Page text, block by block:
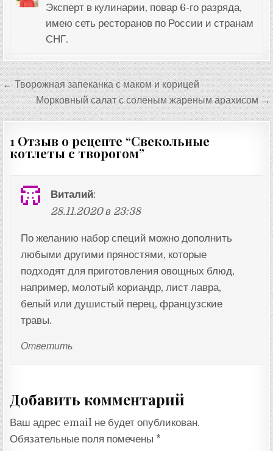
Эксперт в кулинарии, повар 6-го разряда,
имею сеть ресторанов по России и странам
СНГ.
Навигация
по
записям
← Творожная запеканка с маком и корицей
Морковный салат с соленым жареным арахисом →
1 Отзыв о рецепте “Свекольные
котлеты с творогом”
Виталий:
28.11.2020 в 23:38
По желанию набор специй можно дополнить
любыми другими пряностями, которые
подходят для приготовления овощных блюд,
например, молотый кориандр, лист лавра,
белый или душистый перец, французские
травы.
Ответить
Добавить комментарий
Ваш адрес email не будет опубликован.
Обязательные поля помечены *